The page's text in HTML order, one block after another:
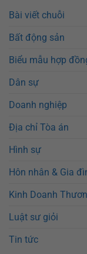
Bài viết chuỗi
Bất động sản
Biểu mẫu hợp
Dân sự
Doanh nghiệp
Địa chỉ Tòa án
Hình sự
Hôn nhân & Gia
Kinh Doanh
Luật sư giỏi
Tin tức